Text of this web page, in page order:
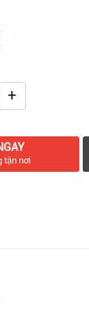
+
tận nơi